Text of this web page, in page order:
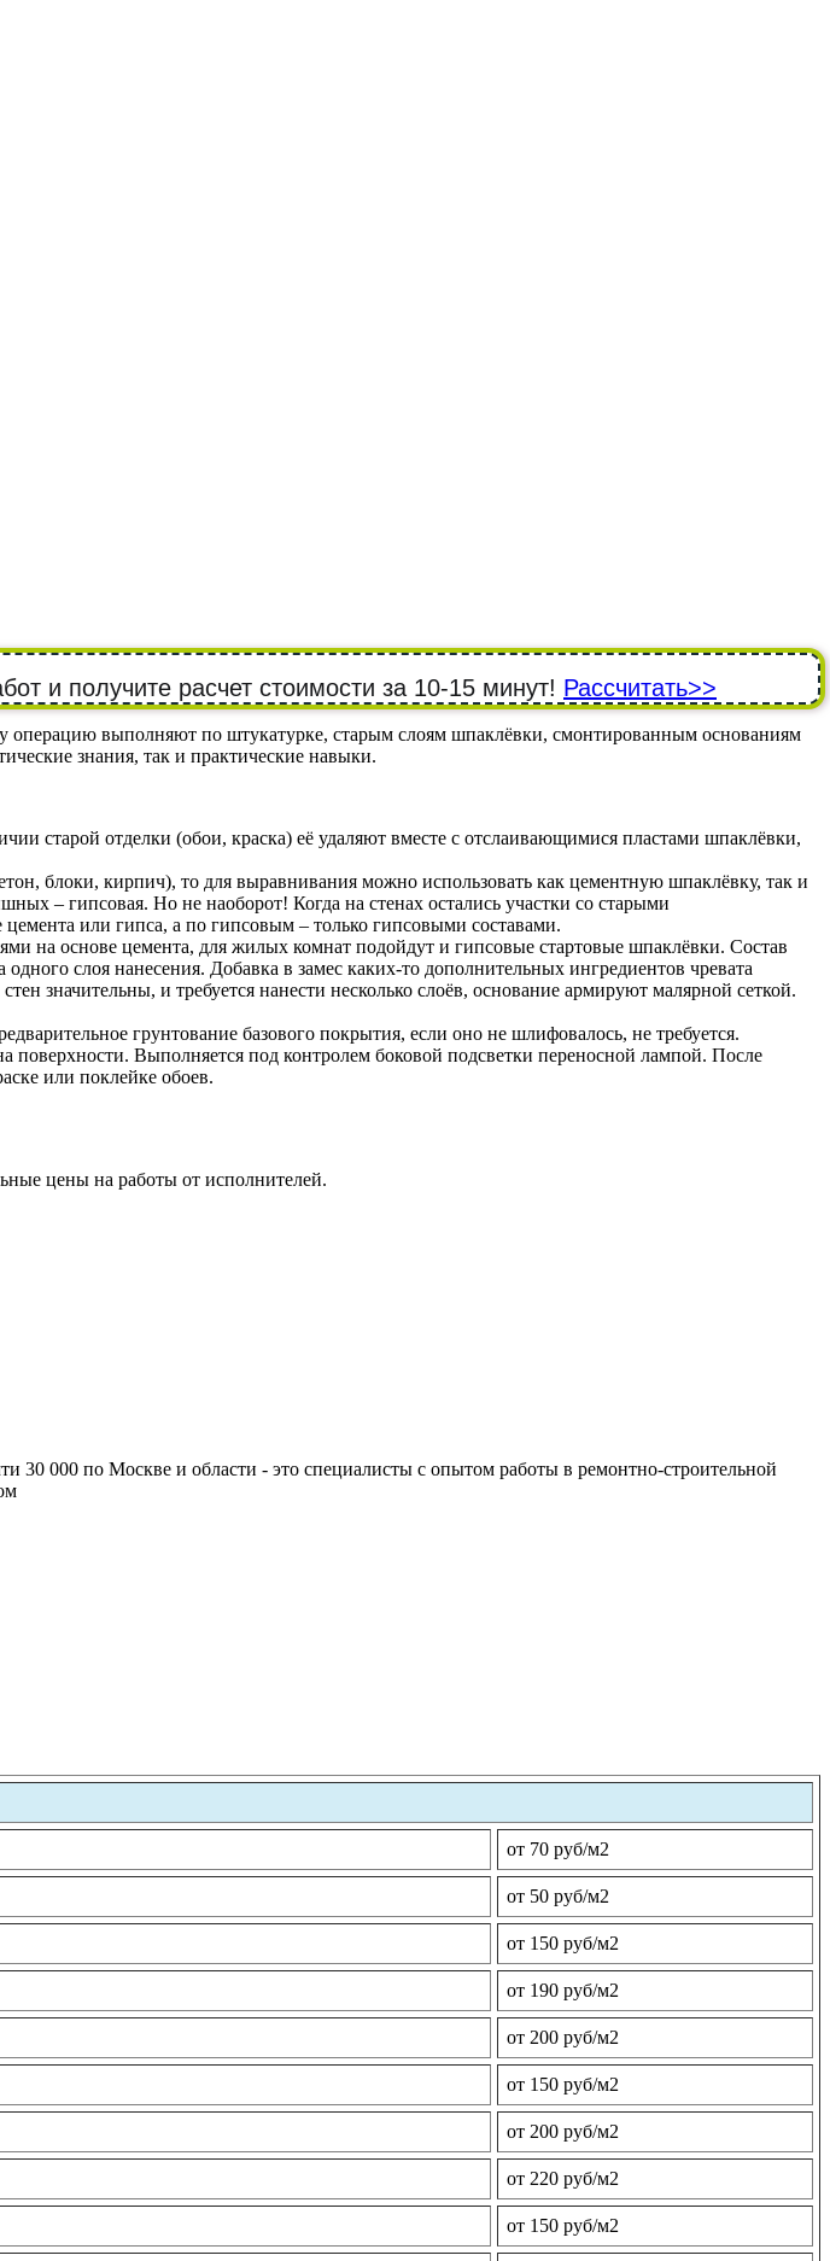
и получите расчет стоимости за 10-15 минут! Рассчитать>>
операцию выполняют по штукатурке, старым слоям шпаклёвки, смонтированным основаниям
знания, так и практические навыки.
старой отделки (обои, краска) её удаляют вместе с отслаивающимися пластами шпаклёвки,
блоки, кирпич), то для выравнивания можно использовать как цементную шпаклёвку, так и
– гипсовая. Но не наоборот! Когда на стенах остались участки со старыми
или гипса, а по гипсовым – только гипсовыми составами.
основе цемента, для жилых комнат подойдут и гипсовые стартовые шпаклёвки. Состав
слоя нанесения. Добавка в замес каких-то дополнительных ингредиентов чревата
значительны, и требуется нанести несколько слоёв, основание армируют малярной сеткой.
грунтование базового покрытия, если оно не шлифовалось, не требуется.
Выполняется под контролем боковой подсветки переносной лампой. После
или поклейке обоев.
цены на работы от исполнителей.
30 000 по Москве и области - это специалисты с опытом работы в ремонтно-строительной
от 70 руб/м2
от 50 руб/м2
от 150 руб/м2
от 190 руб/м2
от 200 руб/м2
от 150 руб/м2
от 200 руб/м2
от 220 руб/м2
от 150 руб/м2